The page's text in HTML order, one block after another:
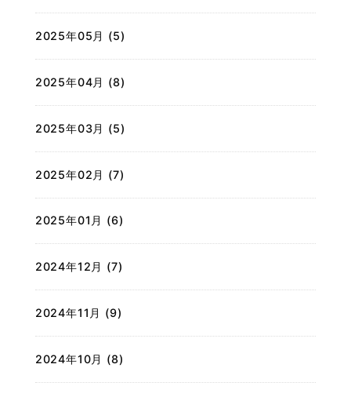
2025年05月 (5)
2025年04月 (8)
2025年03月 (5)
2025年02月 (7)
2025年01月 (6)
2024年12月 (7)
2024年11月 (9)
2024年10月 (8)